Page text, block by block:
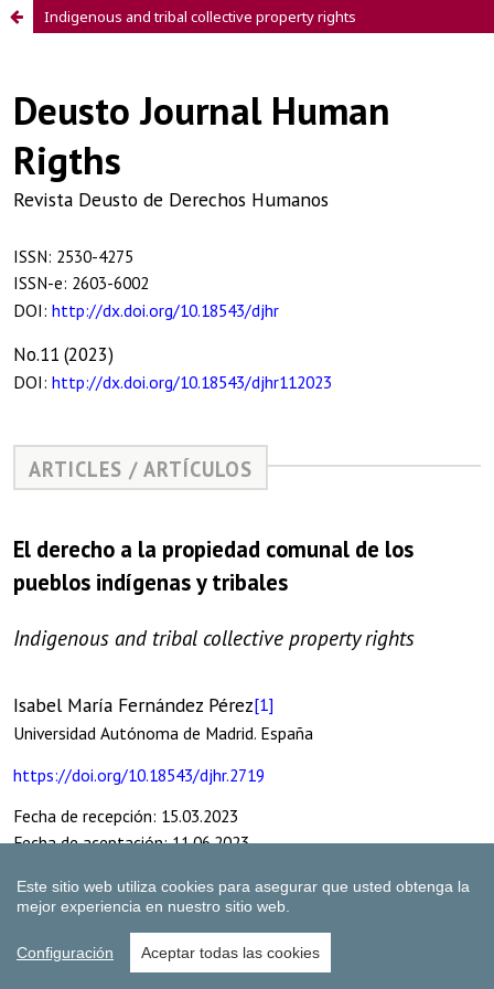
Indigenous and tribal collective property rights
Este sitio web utiliza cookies para asegurar que usted obtenga la
mejor experiencia en nuestro sitio web.
Configuración Aceptar todas las cookies